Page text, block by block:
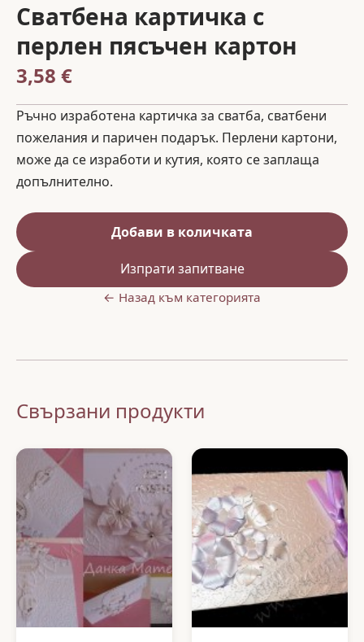
Сватбена картичка с
перлен пясъчен картон
3,58 €
Ръчно изработена картичка за сватба, сватбени
пожелания и паричен подарък. Перлени картони,
може да се изработи и кутия, която се заплаща
допълнително.
Добави в количката
Изпрати запитване
← Назад към категорията
Свързани продукти